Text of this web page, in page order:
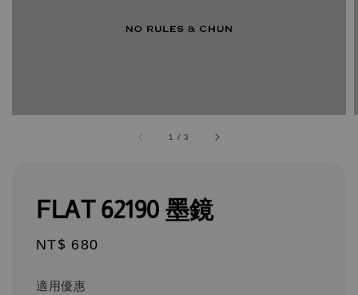
1 /3
FLAT 62190 墨鏡
Regular
NT$ 680
適用優惠